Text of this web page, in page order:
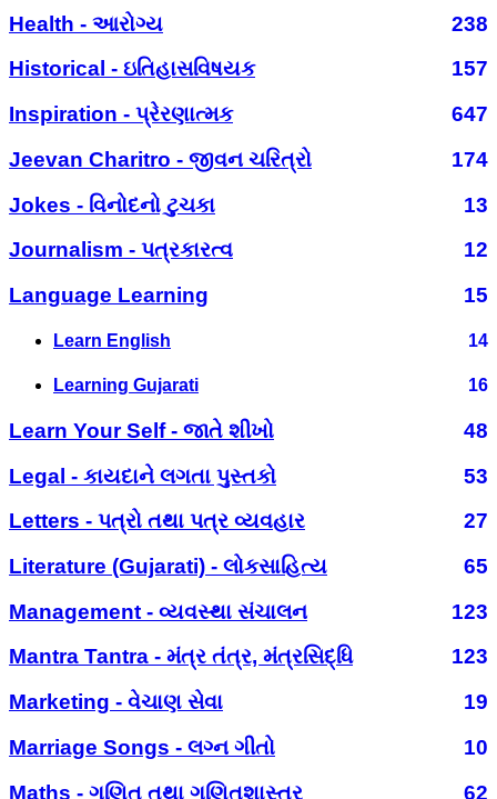
Health - આરોગ્ય
238
Historical - ઇતિહાસવિષયક
157
Inspiration - પ્રેરણાત્મક
647
Jeevan Charitro - જીવન ચરિત્રો
174
Jokes - વિનોદનો ટુચકા
13
Journalism - પત્રકારત્વ
12
Language Learning
15
Learn English 14
Learning Gujarati 16
Learn Your Self - જાતે શીખો
48
Legal - કાયદાને લગતા પુસ્તકો
53
Letters - પત્રો તથા પત્ર વ્યવહાર
27
Literature (Gujarati) - લોકસાહિત્ય
65
Management - વ્યવસ્થા સંચાલન
123
Mantra Tantra - મંત્ર તંત્ર, મંત્રસિદ્ધિ
123
Marketing - વેચાણ સેવા
19
Marriage Songs - લગ્ન ગીતો
10
Maths - ગણિત તથા ગણિતશાસ્ત્ર
62